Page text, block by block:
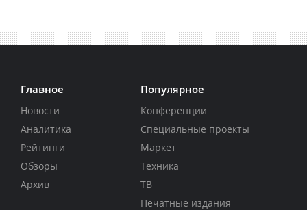
Главное
Новости
Аналитика
Рейтинги
Обзоры
Архив
Популярное
Конференции
Специальные проекты
Маркет
Техника
ТВ
Печатные издания